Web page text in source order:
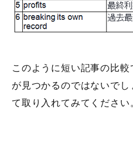
このように短い記事の比
が見つかるのではないで
て取り入れてみてください